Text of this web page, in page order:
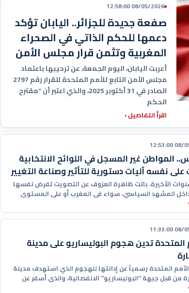
08/05/2026 12:58:00
صفعة جديدة للجزائر.. اليابان تؤكد
دعمها للحكم الذاتي في الصحراء
المغربية وتثمن قرار مجلس الأمن
أعربت اليابان، اليوم الجمعة، عن ترحيبها باعتماد
مجلس الأمن التابع للأمم المتحدة للقرار رقم 2797
الصادر في 31 أكتوبر 2025، والذي اعتبر أن “مقترح
الحكم
اقرأ التفاصيل‹
08/05/
المواطن غير المسجل في اللوائح الانتخابية
نفسه آليات دستورية للتأثير وصناعة التغيير
الأخيرة، باتت ظاهرة العزوف عن التصويت تفرض نفسها
المشهد السياسي، سواء في المغرب أو على المستوى
08/05/
المتحدة تدين هجوم البوليساريو على مدينة
المتحدة رسمياً عن إدانتها للهجوم الذي استهدف مدينة
من قبل جبهة "البوليساريو" الانفصالية، والذي أسفر عن